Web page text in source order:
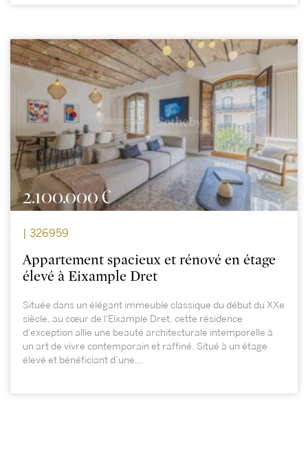
2.100.000 €
| 326959
Appartement spacieux et rénové en étage
élevé à Eixample Dret
Située dans un élégant immeuble classique du début du XXe
siècle, au cœur de l'Eixample Dret, cette résidence
d'exception allie une beauté architecturale intemporelle à
un art de vivre contemporain et raffiné. Situé à un étage
élevé et bénéficiant d’une...